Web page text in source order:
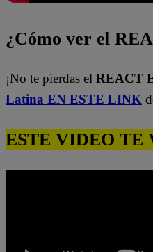
¿Cómo ver el
¡No te pierdas el REACT
Latina EN ESTE LINK
ESTE VIDEO TE